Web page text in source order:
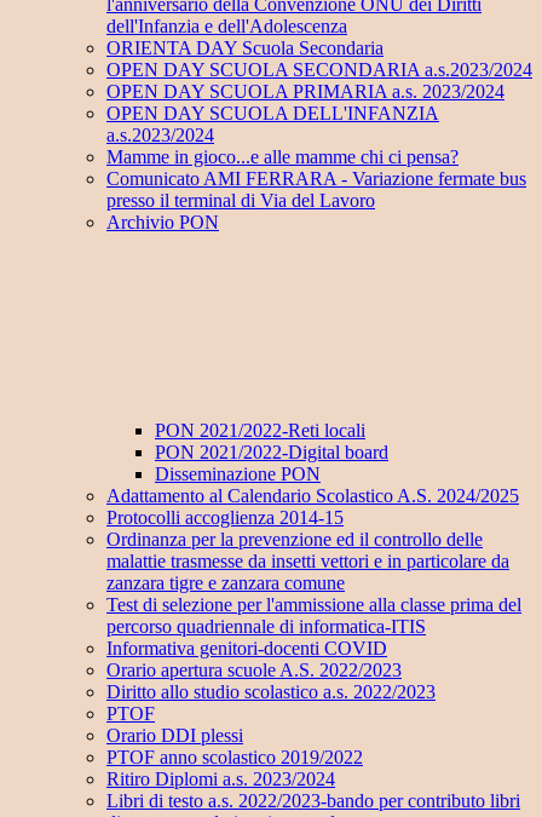
l'anniversario della Convenzione ONU dei Diritti
dell'Infanzia e dell'Adolescenza
ORIENTA DAY Scuola Secondaria
OPEN DAY SCUOLA SECONDARIA a.s.2023/2024
OPEN DAY SCUOLA PRIMARIA a.s. 2023/2024
OPEN DAY SCUOLA DELL'INFANZIA
a.s.2023/2024
Mamme in gioco...e alle mamme chi ci pensa?
Comunicato AMI FERRARA - Variazione fermate bus
presso il terminal di Via del Lavoro
Archivio PON
PON 2021/2022-Reti locali
PON 2021/2022-Digital board
Disseminazione PON
Adattamento al Calendario Scolastico A.S. 2024/2025
Protocolli accoglienza 2014-15
Ordinanza per la prevenzione ed il controllo delle
malattie trasmesse da insetti vettori e in particolare da
zanzara tigre e zanzara comune
Test di selezione per l'ammissione alla classe prima del
percorso quadriennale di informatica-ITIS
Informativa genitori-docenti COVID
Orario apertura scuole A.S. 2022/2023
Diritto allo studio scolastico a.s. 2022/2023
PTOF
Orario DDI plessi
PTOF anno scolastico 2019/2022
Ritiro Diplomi a.s. 2023/2024
Libri di testo a.s. 2022/2023-bando per contributo libri